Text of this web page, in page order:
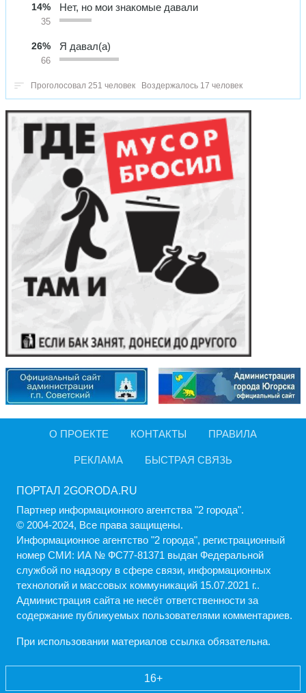
14%
35
Нет, но мои знакомые давали
26%
66
Я давал(а)
Проголосовал 251 человек Воздержалось 17 человек
О ПРОЕКТЕ КОНТАКТЫ ПРАВИЛА
РЕКЛАМА БЫСТРАЯ СВЯЗЬ
ПОРТАЛ 2GORODA.RU
Партнер информационного агентства "2 города".
© 2004-2024, Все права защищены.
Информационное агентство "2 города", регистрационный
номер СМИ: ИА № ФС77-81371 выдан Федеральной
службой по надзору в сфере связи, информационных
технологий и массовых коммуникаций 15.07.2021 г..
Администрация cайта не несёт ответственности за
содержание публикуемых пользователями комментариев.
При использовании материалов ссылка обязательна.
16+